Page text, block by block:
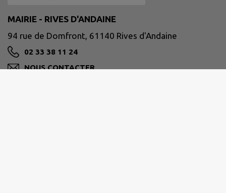
MAIRIE - RIVES D'ANDAINE
94 rue de Domfront, 61140 Rives d'Andaine
02 33 38 11 24
NOUS CONTACTER